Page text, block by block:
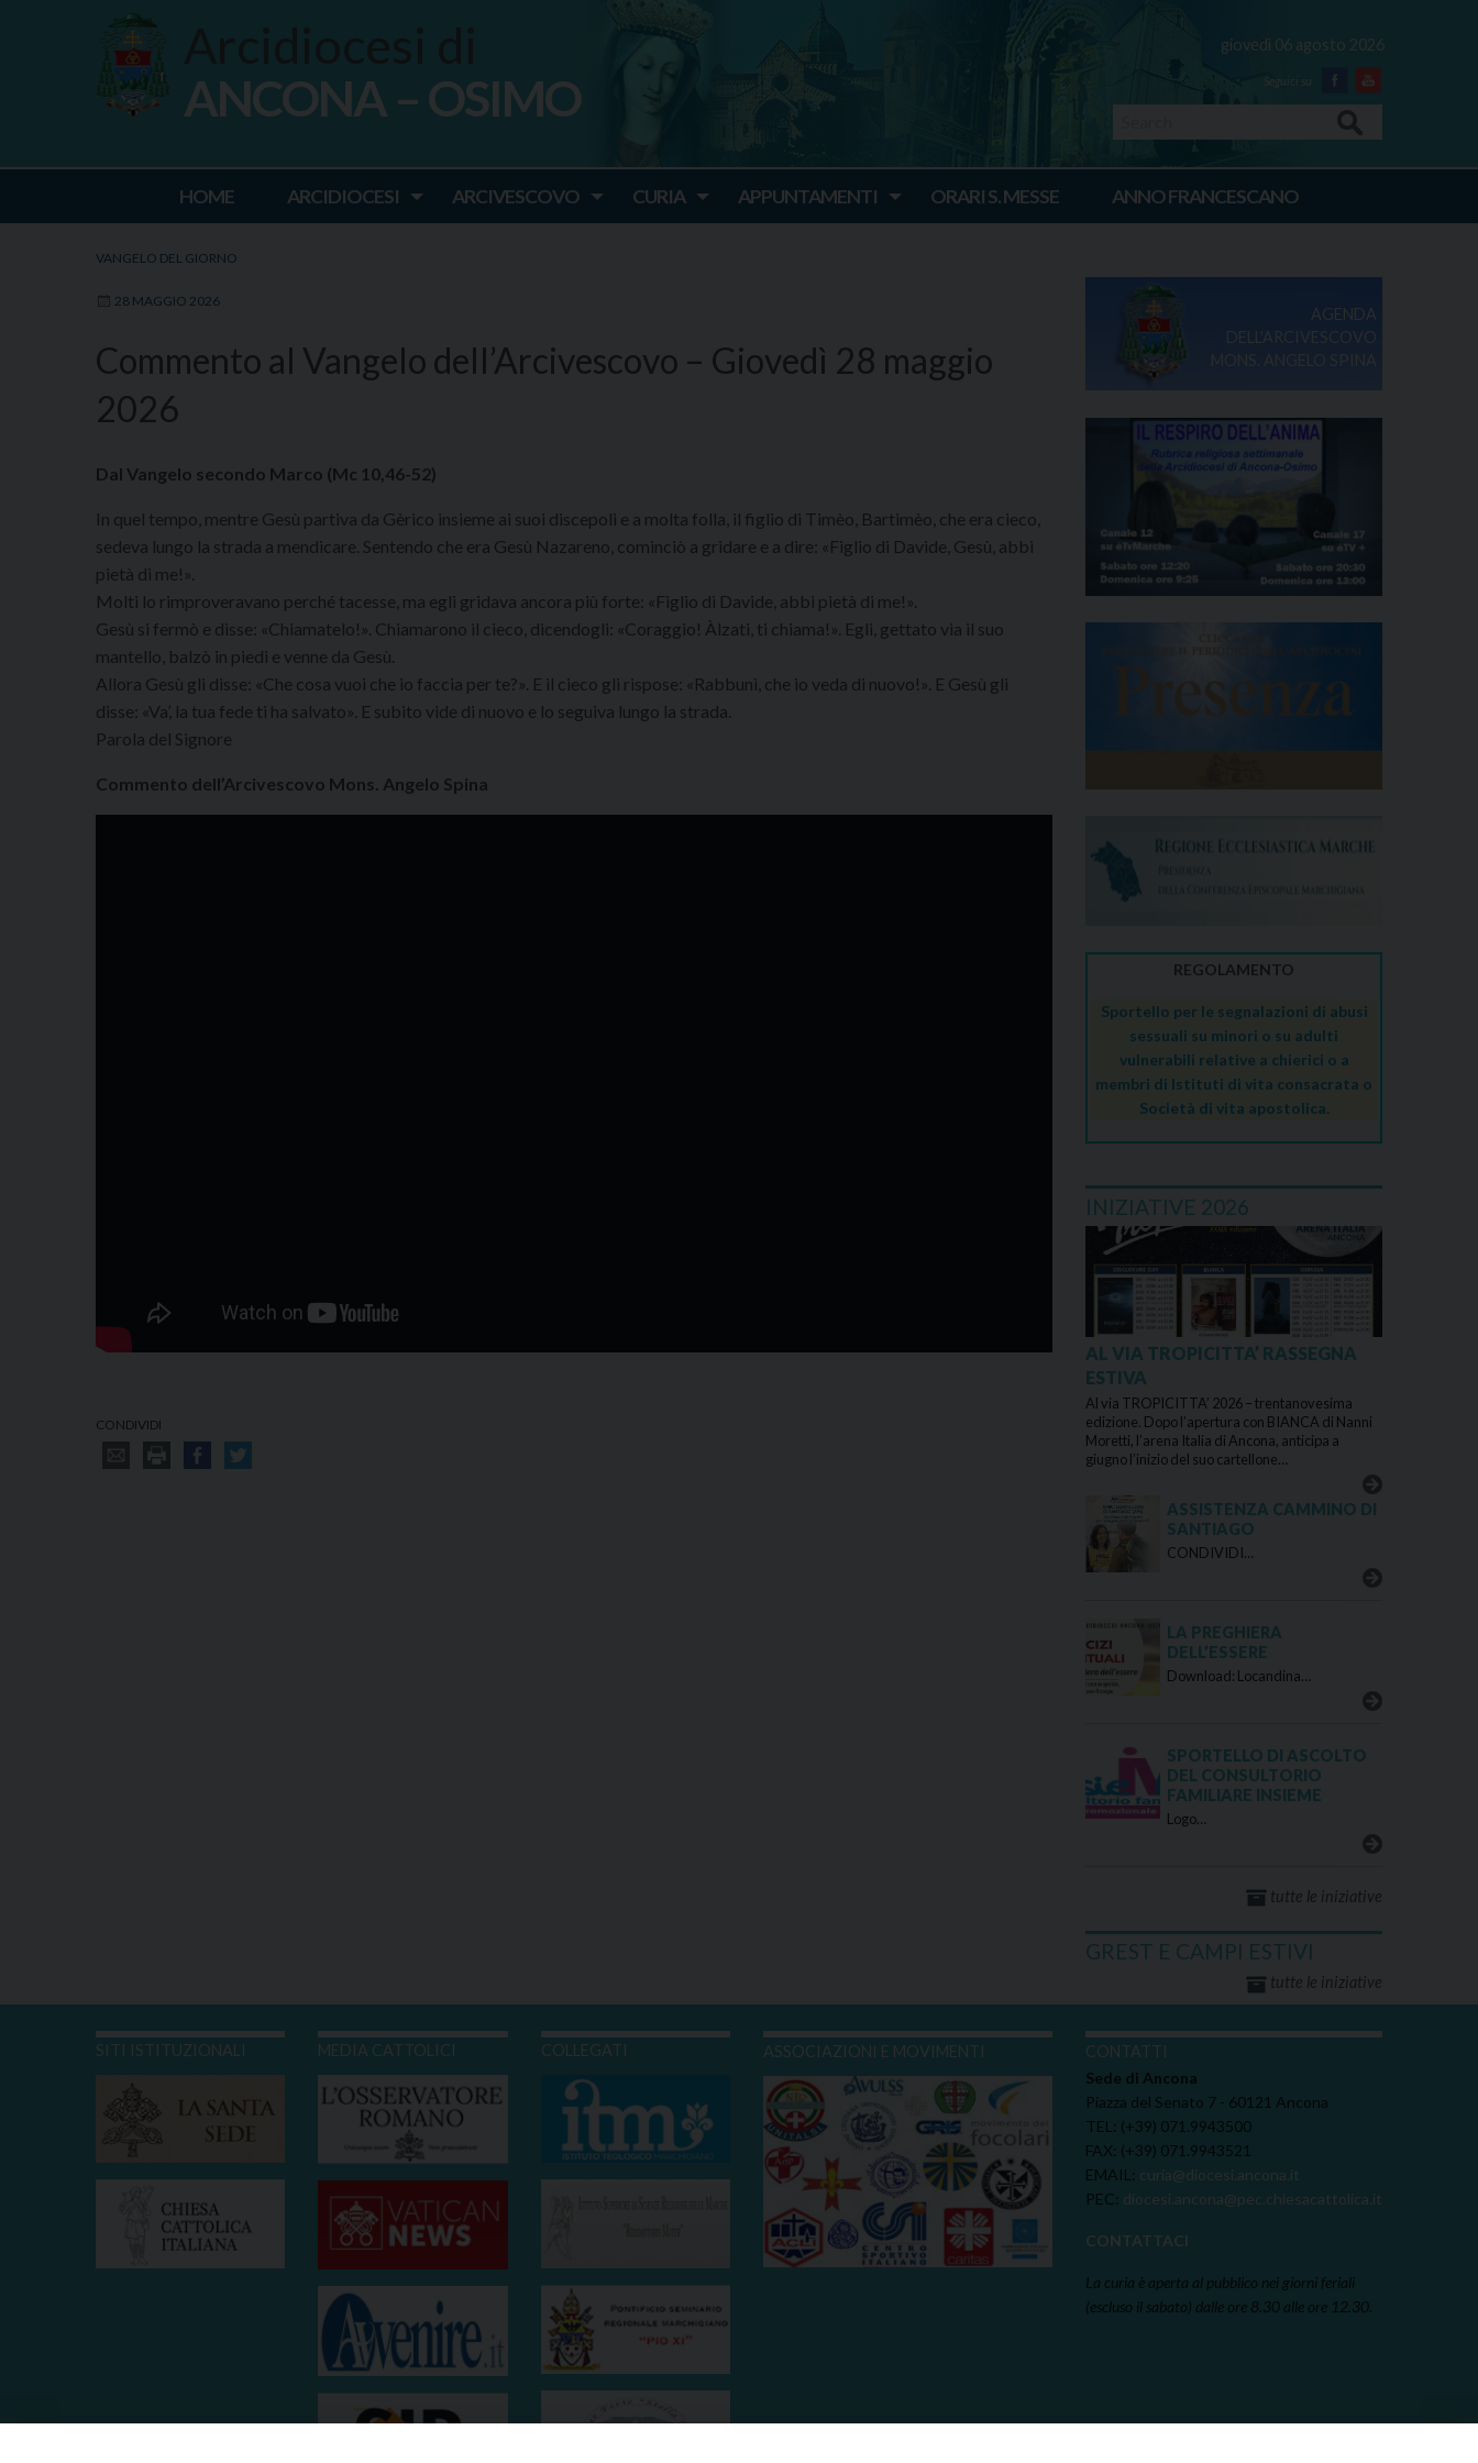
giovedì 06 agosto 2026
Facebook
Youtube
Ancona Osimo
ANCONA – OSIMO
HOME ARCIDIOCESI ARCIVESCOVO CURIA APPUNTAMENTI ORARI S. MESSE ANNO FRANCESCANO
VANGELO DEL GIORNO
28 MAGGIO 2026
Commento al Vangelo dell’Arcivescovo – Giovedì 28 maggio
2026
Dal Vangelo secondo Marco (Mc 10,46-52)
In quel tempo, mentre Gesù partiva da Gèrico insieme ai suoi discepoli e a molta folla, il figlio di Timèo, Bartimèo, che era cieco,
sedeva lungo la strada a mendicare. Sentendo che era Gesù Nazareno, cominciò a gridare e a dire: «Figlio di Davide, Gesù, abbi
pietà di me!».
Molti lo rimproveravano perché tacesse, ma egli gridava ancora più forte: «Figlio di Davide, abbi pietà di me!».
Gesù si fermò e disse: «Chiamatelo!». Chiamarono il cieco, dicendogli: «Coraggio! Àlzati, ti chiama!». Egli, gettato via il suo
mantello, balzò in piedi e venne da Gesù.
Allora Gesù gli disse: «Che cosa vuoi che io faccia per te?». E il cieco gli rispose: «Rabbunì, che io veda di nuovo!». E Gesù gli
disse: «Va’, la tua fede ti ha salvato». E subito vide di nuovo e lo seguiva lungo la strada.
Parola del Signore
Commento dell’Arcivescovo Mons. Angelo Spina
CONDIVIDI
AGENDA
DELL'ARCIVESCOVO
REGOLAMENTO
Sportello per le segnalazioni di abusi
sessuali su minori o su adulti
vulnerabili relative a chierici o a
membri di Istituti di vita consacrata o
Società di vita apostolica.
INIZIATIVE 2026
AL VIA TROPICITTA’ RASSEGNA
ESTIVA
Al via TROPICITTA’ 2026 – trentanovesima
edizione. Dopo l’apertura con BIANCA di Nanni
Moretti, l’arena Italia di Ancona, anticipa a
giugno l’inizio del suo cartellone…
ASSISTENZA CAMMINO DI
SANTIAGO
CONDIVIDI…
LA PREGHIERA
DELL’ESSERE
Download: Locandina…
SPORTELLO DI ASCOLTO
DEL CONSULTORIO
FAMILIARE INSIEME
Logo…
tutte le iniziative
GREST E CAMPI ESTIVI
tutte le iniziative
SITI ISTITUZIONALI MEDIA CATTOLICI COLLEGATI ASSOCIAZIONI E MOVIMENTI
CONTATTI
Sede di Ancona
Piazza del Senato 7 - 60121 Ancona
TEL: (+39) 071.9943500
FAX: (+39) 071.9943521
EMAIL: curia@diocesi.ancona.it
PEC: diocesi.ancona@pec.chiesacattolica.it
CONTATTACI
La curia è aperta al pubblico nei giorni feriali
(escluso il sabato) dalle ore 8.30 alle ore 12.30.